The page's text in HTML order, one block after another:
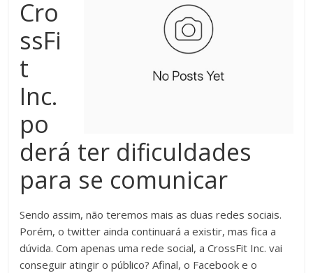
Cro
ssFi
t
Inc.
po
derá ter dificuldades
para se comunicar
Sendo assim, não teremos mais as duas redes sociais.
Porém, o twitter ainda continuará a existir, mas fica a
dúvida. Com apenas uma rede social, a CrossFit Inc. vai
conseguir atingir o público? Afinal, o Facebook e o